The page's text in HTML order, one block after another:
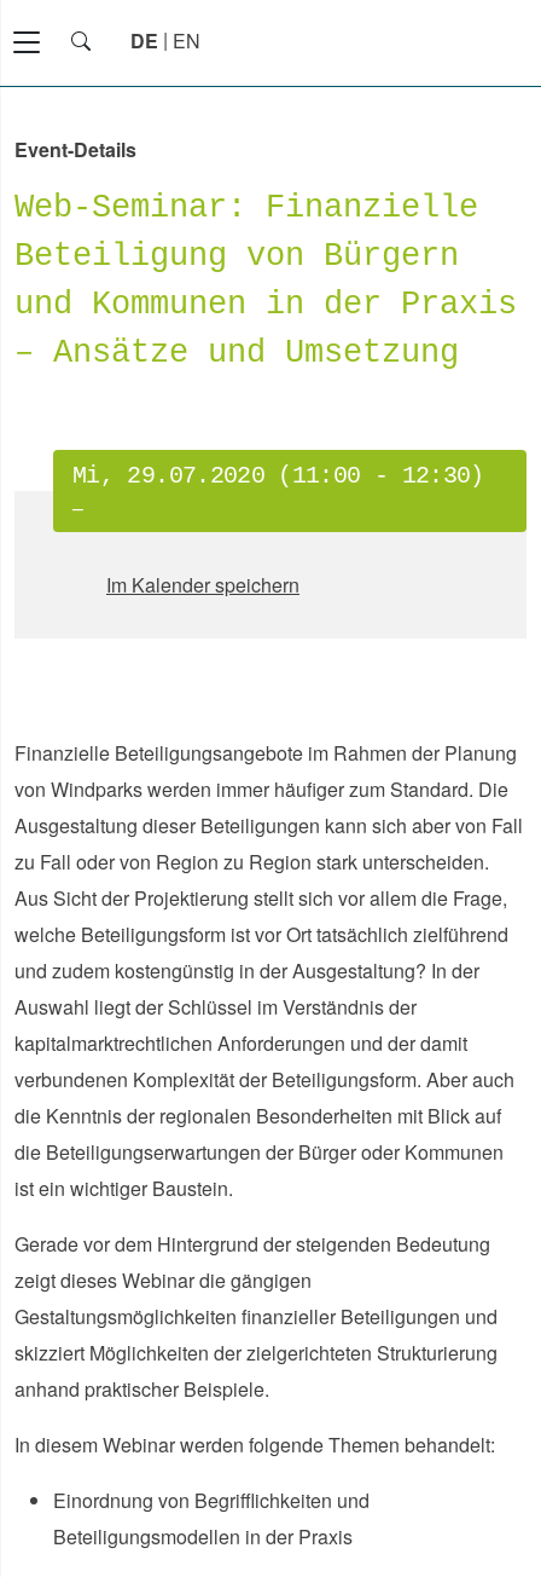
DE EN
Event-Details
Web-Seminar: Finanzielle
Beteiligung von Bürgern
und Kommunen in der Praxis
– Ansätze und Umsetzung
Mi, 29.07.2020 (11:00 - 12:30)
–
Im Kalender speichern
Finanzielle Beteiligungsangebote im Rahmen der Planung
von Windparks werden immer häufiger zum Standard. Die
Ausgestaltung dieser Beteiligungen kann sich aber von Fall
zu Fall oder von Region zu Region stark unterscheiden.
Aus Sicht der Projektierung stellt sich vor allem die Frage,
welche Beteiligungsform ist vor Ort tatsächlich zielführend
und zudem kostengünstig in der Ausgestaltung? In der
Auswahl liegt der Schlüssel im Verständnis der
kapitalmarktrechtlichen Anforderungen und der damit
verbundenen Komplexität der Beteiligungsform. Aber auch
die Kenntnis der regionalen Besonderheiten mit Blick auf
die Beteiligungserwartungen der Bürger oder Kommunen
ist ein wichtiger Baustein.
Gerade vor dem Hintergrund der steigenden Bedeutung
zeigt dieses Webinar die gängigen
Gestaltungsmöglichkeiten finanzieller Beteiligungen und
skizziert Möglichkeiten der zielgerichteten Strukturierung
anhand praktischer Beispiele.
In diesem Webinar werden folgende Themen behandelt:
Einordnung von Begrifflichkeiten und
Beteiligungsmodellen in der Praxis